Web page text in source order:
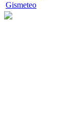
Gismeteo